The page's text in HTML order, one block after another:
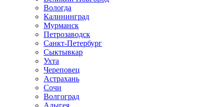
Вологда
Калининград
Мурманск
Петрозаводск
Санкт-Петербург
Сыктывкар
Ухта
Череповец
Астрахань
Сочи
Волгоград
Адыгея